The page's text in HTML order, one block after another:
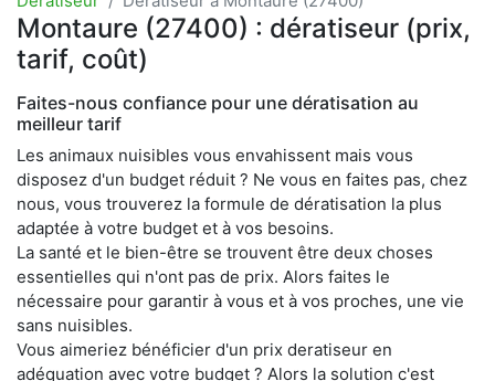
Montaure (27400) : dératiseur (prix,
tarif, coût)
Faites-nous confiance pour une dératisation au
meilleur tarif
Les animaux nuisibles vous envahissent mais vous
disposez d'un budget réduit ? Ne vous en faites pas, chez
nous, vous trouverez la formule de dératisation la plus
adaptée à votre budget et à vos besoins.
La santé et le bien-être se trouvent être deux choses
essentielles qui n'ont pas de prix. Alors faites le
nécessaire pour garantir à vous et à vos proches, une vie
sans nuisibles.
Vous aimeriez bénéficier d'un prix deratiseur en
adéquation avec votre budget ? Alors la solution c'est